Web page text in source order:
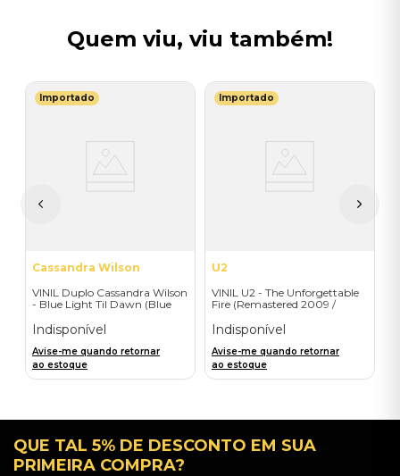
Quem viu, viu também!
Importado
Cassandra Wilson
VINIL Duplo Cassandra Wilson
- Blue Light Til Dawn (Blue
Indisponível
Avise-me quando retornar
ao estoque
Importado
U2
VINIL U2 - The Unforgettable
Fire (Remastered 2009 /
Importado
Indisponível
Avise-me quando retornar
ao estoque
QUE TAL 5% DE DESCONTO EM SUA
PRIMEIRA COMPRA?